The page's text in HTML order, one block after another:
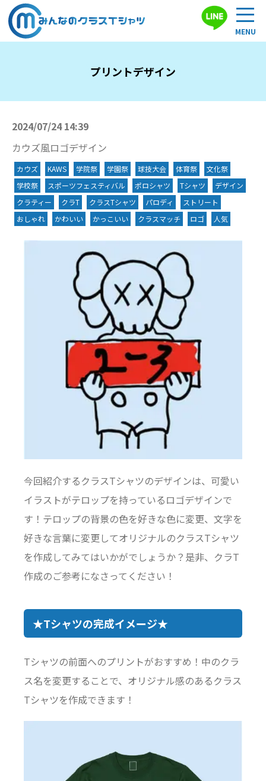
プリントデザイン
2024/07/24 14:39
カウズ風ロゴデザイン
カウズ KAWS 学院祭 学園祭 球技大会 体育祭
文化祭
学校祭
スポーツフェスティバル ポロシャツ Tシャツ
デザイン
クラティー
クラT クラスTシャツ パロディ
ストリート
おしゃれ
かわいい かっこいい クラスマッチ ロゴ 人気
今回紹介するクラスTシャツのデザインは、可愛い
イラストがテロップを持っているロゴデザインで
す！テロップの背景の色を好きな色に変更、文字を
好きな言葉に変更してオリジナルのクラスTシャツ
を作成してみてはいかがでしょうか？是非、クラT
作成のご参考になさってください！
★Tシャツの完成イメージ★
Tシャツの前面へのプリントがおすすめ！中のクラ
ス名を変更することで、オリジナル感のあるクラス
Tシャツを作成できます！